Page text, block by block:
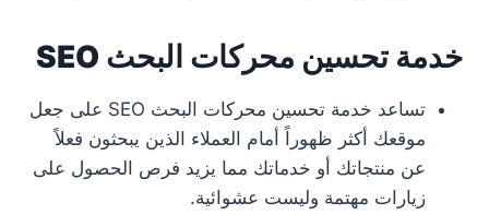
خدمة تحسين محركات البحث SEO
تساعد خدمة تحسين محركات البحث SEO على جعل
موقعك أكثر ظهوراً أمام العملاء الذين يبحثون فعلاً
عن منتجاتك أو خدماتك مما يزيد فرص الحصول على
زيارات مهتمة وليست عشوائية.